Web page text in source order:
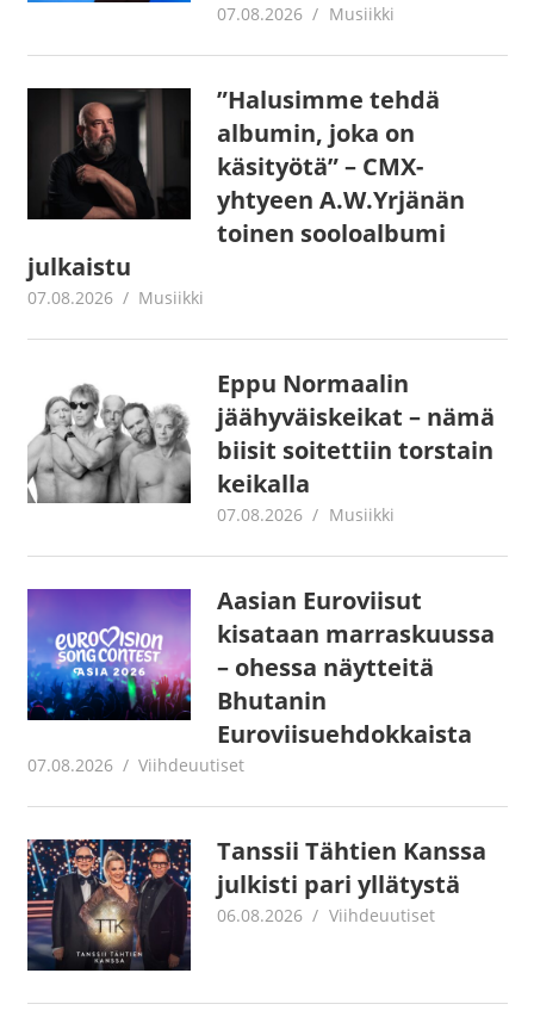
07.08.2026 Juha Kaunisto
Musiikki
”Halusimme tehdä
albumin, joka on
käsityötä” – CMX-
yhtyeen A.W.Yrjänän
toinen sooloalbumi
julkaistu
07.08.2026 Juha Kaunisto
Musiikki
Eppu Normaalin
jäähyväiskeikat – nämä
biisit soitettiin torstain
keikalla
07.08.2026 Juha Kaunisto
Musiikki
Aasian Euroviisut
kisataan marraskuussa
– ohessa näytteitä
Bhutanin
Euroviisuehdokkaista
07.08.2026 Juha Kaunisto
Viihdeuutiset
Tanssii Tähtien Kanssa
julkisti pari yllätystä
06.08.2026 Juha Kaunisto
Viihdeuutiset